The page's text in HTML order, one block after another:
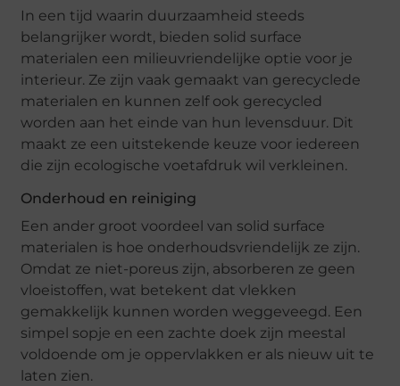
In een tijd waarin duurzaamheid steeds
belangrijker wordt, bieden solid surface
materialen een milieuvriendelijke optie voor je
interieur. Ze zijn vaak gemaakt van gerecyclede
materialen en kunnen zelf ook gerecycled
worden aan het einde van hun levensduur. Dit
maakt ze een uitstekende keuze voor iedereen
die zijn ecologische voetafdruk wil verkleinen.
Onderhoud en reiniging
Een ander groot voordeel van solid surface
materialen is hoe onderhoudsvriendelijk ze zijn.
Omdat ze niet-poreus zijn, absorberen ze geen
vloeistoffen, wat betekent dat vlekken
gemakkelijk kunnen worden weggeveegd. Een
simpel sopje en een zachte doek zijn meestal
voldoende om je oppervlakken er als nieuw uit te
laten zien.